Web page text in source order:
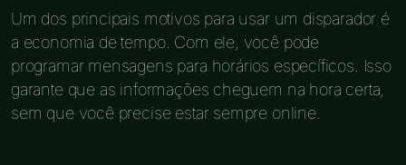
Um dos principais motivos para usar um disparador é
a economia de tempo. Com ele, você pode
programar mensagens para horários específicos. Isso
garante que as informações cheguem na hora certa,
sem que você precise estar sempre online.